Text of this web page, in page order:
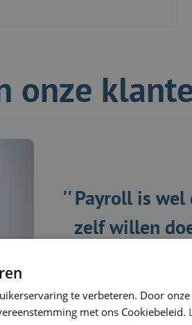
onze
'' Payroll is
zelf willen
te verbeteren. Door
met ons Cookiebeleid.